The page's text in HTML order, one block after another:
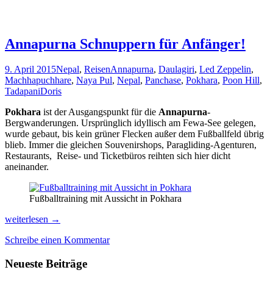
Annapurna Schnuppern für Anfänger!
9. April 2015Nepal, ReisenAnnapurna, Daulagiri, Led Zeppelin,
Machhapuchhare, Naya Pul, Nepal, Panchase, Pokhara, Poon Hill,
TadapaniDoris
Pokhara ist der Ausgangspunkt für die Annapurna-
Bergwanderungen. Ursprünglich idyllisch am Fewa-See gelegen,
wurde gebaut, bis kein grüner Flecken außer dem Fußballfeld übrig
blieb. Immer die gleichen Souvenirshops, Paragliding-Agenturen,
Restaurants, Reise- und Ticketbüros reihten sich hier dicht
aneinander.
Fußballtraining mit Aussicht in Pokhara
Annapurna
für
weiterlesen →
Schreibe einen Kommentar
Neueste Beiträge